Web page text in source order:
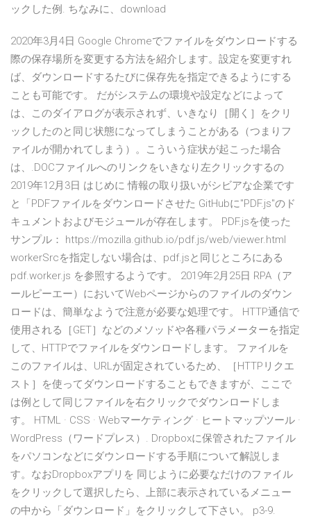
ックした例. ちなみに、download
2020年3月4日 Google Chromeでファイルをダウンロードする
際の保存場所を変更する方法を紹介します。設定を変更すれ
ば、ダウンロードするたびに保存先を指定できるようにする
ことも可能です。 だがシステムの環境や設定などによって
は、このダイアログが表示されず、いきなり［開く］をクリ
ックしたのと同じ状態になってしまうことがある（つまりフ
ァイルが開かれてしまう）。こういう症状が起こった場合
は、.DOCファイルへのリンクをいきなり左クリックするの
2019年12月3日 はじめに 情報の取り扱いがシビアな企業です
と「PDFファイルをダウンロードさせた GitHubに"PDF.js"のド
キュメントおよびモジュールが存在します。 PDF.jsを使った
サンプル： https://mozilla.github.io/pdf.js/web/viewer.html
workerSrcを指定しない場合は、pdf.jsと同じところにある
pdf.worker.js を参照するようです。 2019年2月25日 RPA（ア
ールピーエー）においてWebページからのファイルのダウン
ロードは、簡単なようで注意が必要な処理です。 HTTP通信で
使用される［GET］などのメソッドや各種パラメーターを指定
して、HTTPでファイルをダウンロードします。 ファイルを
このファイルは、URLが固定されているため、［HTTPリクエ
スト］を使ってダウンロードすることもできますが、ここで
は例として同じファイルを右クリックでダウンロードしま
す。 HTML · CSS · Webマーケティング · ヒートマップツール ·
WordPress（ワードプレス）. Dropboxに保管されたファイル
をパソコンなどにダウンロードする手順について解説しま
す。なおDropboxアプリを 同じように必要なだけのファイル
をクリックして選択したら、上部に表示されているメニュー
の中から「ダウンロード」をクリックして下さい。 p3-9.